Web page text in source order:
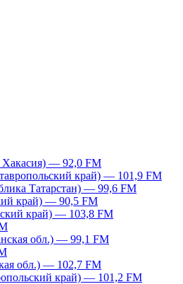
Хакасия) — 92,0 FM
край) — 101,9 FM
Татарстан) — 99,6 FM
край) — 90,5 FM
край) — 103,8 FM
обл.) — 99,1 FM
обл.) — 102,7 FM
край) — 101,2 FM